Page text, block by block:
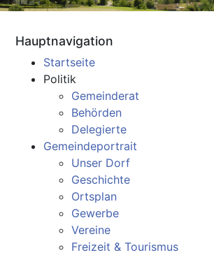
Hauptnavigation
Startseite
Politik
Gemeinderat
Behörden
Delegierte
Gemeindeportrait
Unser Dorf
Geschichte
Ortsplan
Gewerbe
Vereine
Freizeit & Tourismus